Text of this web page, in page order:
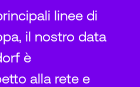
linee di
il nostro data
è
alla rete e